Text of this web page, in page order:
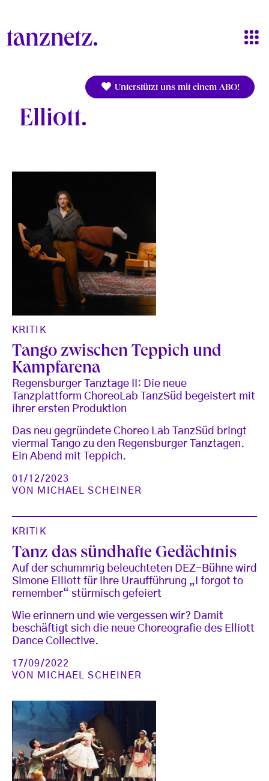
Unterstützt uns mit einem ABO!
Elliott
KRITIK
Tango zwischen Teppich und
Kampfarena
Regensburger Tanztage II: Die neue
Tanzplattform ChoreoLab TanzSüd begeistert mit
ihrer ersten Produktion
Das neu gegründete Choreo Lab TanzSüd bringt
viermal Tango zu den Regensburger Tanztagen.
Ein Abend mit Teppich.
01/12/2023
VON MICHAEL SCHEINER
KRITIK
Tanz das sündhafte Gedächtnis
Auf der schummrig beleuchteten DEZ-Bühne wird
Simone Elliott für ihre Uraufführung „I forgot to
remember“ stürmisch gefeiert
Wie erinnern und wie vergessen wir? Damit
beschäftigt sich die neue Choreografie des Elliott
Dance Collective.
17/09/2022
VON MICHAEL SCHEINER